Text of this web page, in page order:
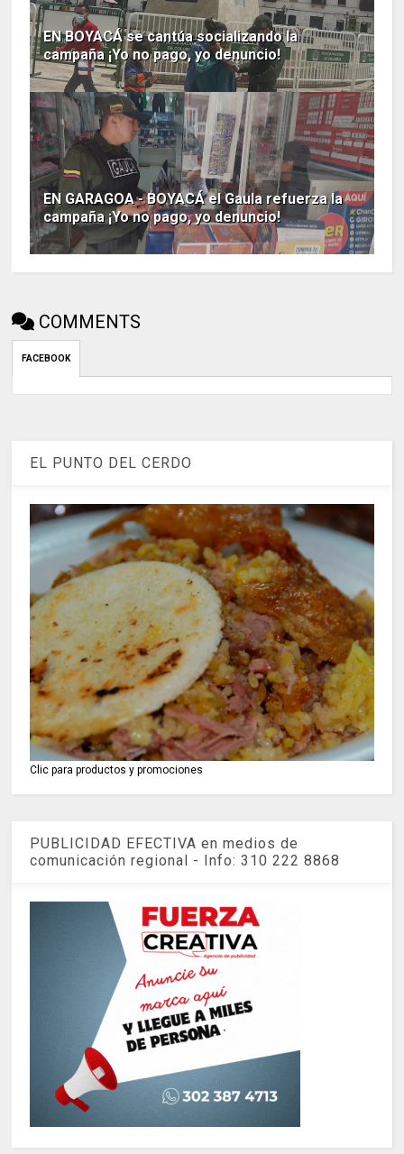
EN BOYACÁ se cantúa socializando la
campaña ¡Yo no pago, yo denuncio!
EN GARAGOA - BOYACÁ el Gaula refuerza la
campaña ¡Yo no pago, yo denuncio!
COMMENTS
FACEBOOK
EL PUNTO DEL CERDO
Clic para productos y promociones
PUBLICIDAD EFECTIVA en medios de
comunicación regional - Info: 310 222 8868